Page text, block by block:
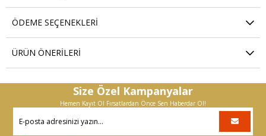
ÖDEME SEÇENEKLERI
ÜRÜN ÖNERILERI
Size Özel Kampanyalar
Hemen Kayıt Ol Fırsatlardan Önce Sen Haberdar Ol!